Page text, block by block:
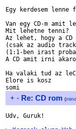
Egy kerdesem lenne
Van egy CD-m amit
Mit lehetne tenni?
Az lehet, hogy a CD
(csak az audio
(1:1-ben irast
A CD amit irni
Ha valaki tud az
Elore is kosz
+ - Re: CD rom (mind
Udv, Guruk!